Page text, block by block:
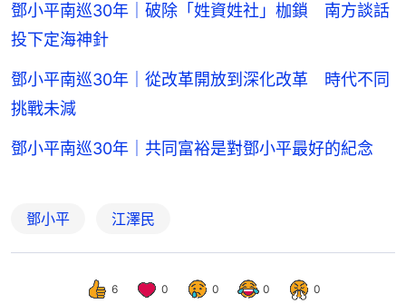
鄧小平南巡30年｜破除「姓資姓社」枷鎖 南方談話
投下定海神針
鄧小平南巡30年｜從改革開放到深化改革 時代不同
挑戰未減
鄧小平南巡30年｜共同富裕是對鄧小平最好的紀念
鄧小平 江澤民
6 0 0 0 0